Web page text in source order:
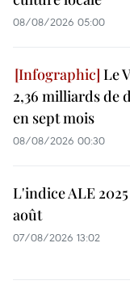
08/08/2026 05:00
Le
2,36 milliards de
en sept mois
08/08/2026 00:30
L'indice ALE
août
07/08/2026 13:02